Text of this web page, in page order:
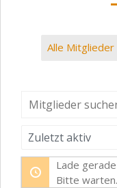
Alle Mitglieder
Mitglieder
suchen...
nach:
Lade
Bitte warten.